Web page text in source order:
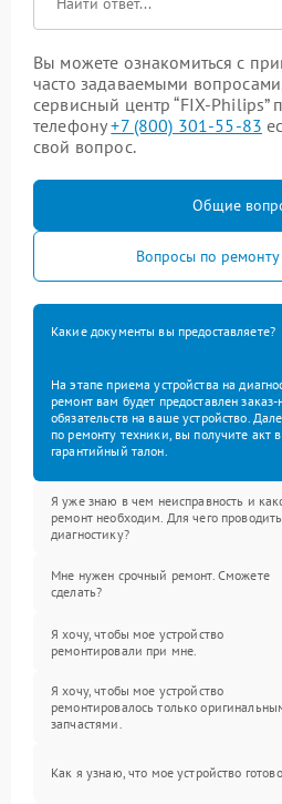
Вы можете ознакомиться с
часто задаваемыми
сервисный центр “FIX-Philips”
телефону+7 (800) 301-55-83
свой вопрос.
Общие
Вопросы по
Какие документы вы предоставляете?
На этапе приема устройства на
ремонт вам будет предоставлен
обязательств на ваше устройство.
по ремонту техники, вы получите акт
гарантийный талон.
Я уже знаю в чем неисправность и
ремонт необходим. Для чего проводить
диагностику?
Мне нужен срочный ремонт. Сможете
сделать?
Я хочу, чтобы мое устройство
ремонтировали при мне.
Я хочу, чтобы мое устройство
ремонтировалось только
запчастями.
Как я узнаю, что мое устройство